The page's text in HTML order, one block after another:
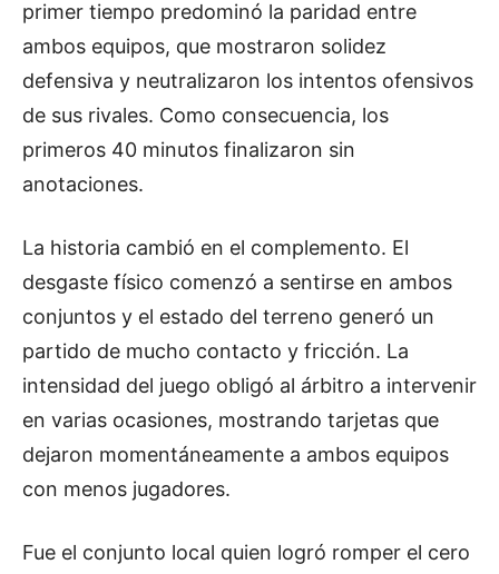
primer tiempo predominó la paridad entre
ambos equipos, que mostraron solidez
defensiva y neutralizaron los intentos ofensivos
de sus rivales. Como consecuencia, los
primeros 40 minutos finalizaron sin
anotaciones.
La historia cambió en el complemento. El
desgaste físico comenzó a sentirse en ambos
conjuntos y el estado del terreno generó un
partido de mucho contacto y fricción. La
intensidad del juego obligó al árbitro a intervenir
en varias ocasiones, mostrando tarjetas que
dejaron momentáneamente a ambos equipos
con menos jugadores.
Fue el conjunto local quien logró romper el cero